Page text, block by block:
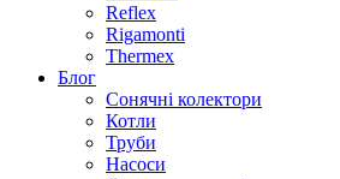
Reflex
Rigamonti
Thermex
Блог
Сонячні колектори
Котли
Труби
Насоси